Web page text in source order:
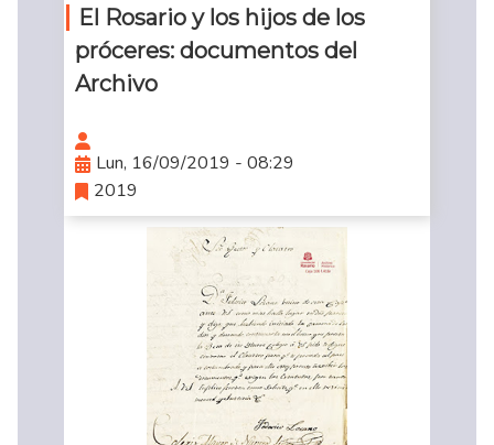
El Rosario y los hijos de los
próceres: documentos del
Archivo
Lun, 16/09/2019 - 08:29
2019